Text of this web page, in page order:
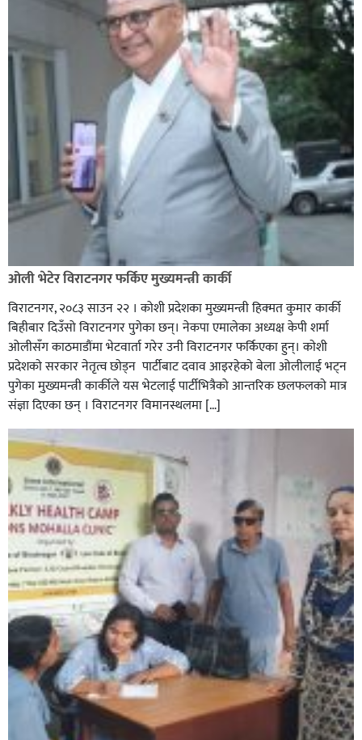
ओली भेटेर विराटनगर फर्किए मुख्यमन्त्री कार्की
विराटनगर, २०८३ साउन २२ । कोशी प्रदेशका मुख्यमन्त्री हिक्मत कुमार कार्की
बिहीबार दिउँसो विराटनगर पुगेका छन्। नेकपा एमालेका अध्यक्ष केपी शर्मा
ओलीसँग काठमाडौंमा भेटवार्ता गरेर उनी विराटनगर फर्किएका हुन्। काेशी
प्रदेशकाे सरकार नेतृत्व छाेड्न पार्टीबाट दवाव आइरहेकाे बेला ओलीलाई भट्न
पुगेका मुख्यमन्त्री कार्कीले यस भेटलाई पार्टीभित्रैको आन्तरिक छलफलकाे मात्र
संज्ञा दिएका छन् । विराटनगर विमानस्थलमा […]